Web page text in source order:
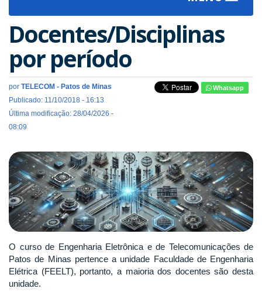
Docentes/Disciplinas
por período
por TELECOM - Patos de Minas
Publicado: 11/10/2018 - 16:13
Última modificação: 28/04/2026 -
08:09
Whatsapp
O curso de Engenharia Eletrônica e de Telecomunicações de
Patos de Minas pertence a unidade Faculdade de Engenharia
Elétrica (FEELT), portanto, a maioria dos docentes são desta
unidade.